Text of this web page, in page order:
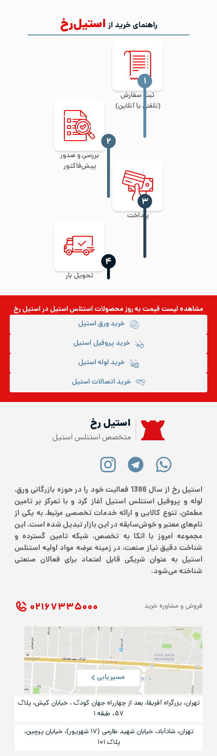
راهنمای خرید از استیل‌رخ
ثبت سفارش
(تلفنی یا آنلاین)
‍۱
بررسی و صدور
پیش‌فاکتور
‍۲
پرداخت
‍۳
تحویل بار
‍۴
مشاهده لیست قیمت به روزمحصولات استنلس استیلدر استیل رخ
خرید ورق استیل
خرید پروفیل استیل
خرید لوله استیل
خرید اتصالات استیل
استیل رخ
متخصص استنلس استیل
استیل رخ از سال 1386 فعالیت خود را در حوزه بازرگانی ورق،
لوله و پروفیل استنلس استیل آغاز کرد و با تمرکز بر تامین
مطمئن، تنوع کالایی و ارائه خدمات تخصصی مرتبط، به یکی از
نام‌های معتبر و خوش‌سابقه در این بازار تبدیل شده است. این
مجموعه امروز با اتکا به تخصص، شبکه تامین گسترده و
شناخت دقیق نیاز صنعت، در زمینه عرضه مواد اولیه استنلس
استیل به عنوان شریکی قابل اعتماد برای فعالان صنعتی
شناخته می‌شود.
فروش و مشاوره خرید ۰۲۱ ۶۷۳۳۵۰۰۰
مسیریابی
تهران، بزرگراه آفریقا، بعد از چهارراه جهان کودک ، خیابان کیش، پلاک
۵۷، طبقه ۱
تهران، شادآباد، خیابان شهید طارمی (۱۷ شهریور)، خیایان پرچین،
پلاک ۱۰۱